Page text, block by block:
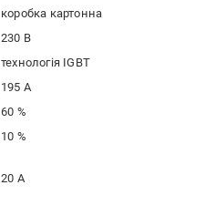
коробка картонна
230 В
технологія IGBT
195 А
60 %
10 %
20 А